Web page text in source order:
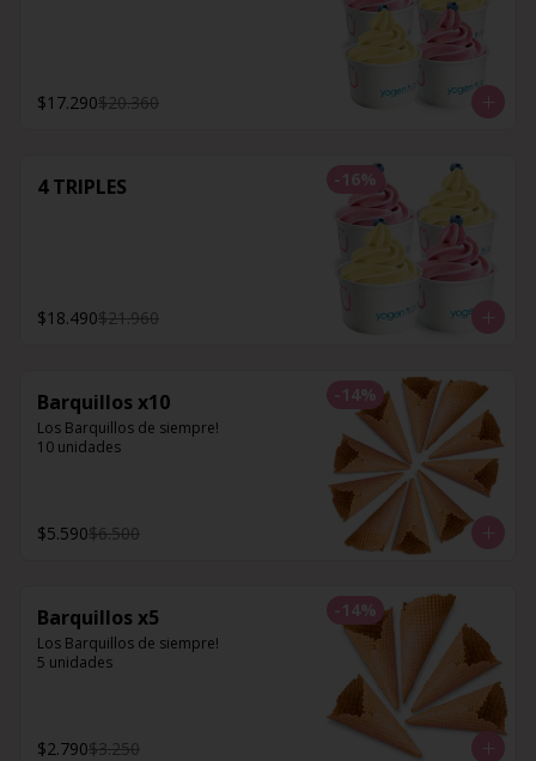
$17.290$20.360
-16%
4 TRIPLES
$18.490$21.960
-14%
Barquillos x10
Los Barquillos de siempre!
10 unidades
$5.590$6.500
-14%
Barquillos x5
Los Barquillos de siempre!
5 unidades
$2.790$3.250